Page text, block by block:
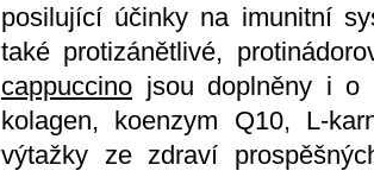
posilující účinky na imunitní
také protizánětlivé,
cappuccino jsou doplněny i o
kolagen, koenzym Q10, L-
výtažky ze zdraví